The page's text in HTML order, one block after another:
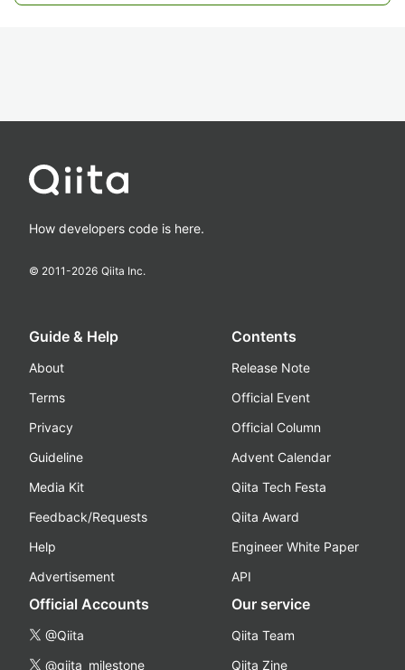
How developers code is here.
© 2011-2026 Qiita Inc.
Guide & Help
About
Terms
Privacy
Guideline
Media Kit
Feedback/Requests
Help
Advertisement
Contents
Release Note
Official Event
Official Column
Advent Calendar
Qiita Tech Festa
Qiita Award
Engineer White Paper
API
Official Accounts
@Qiita
@qiita_milestone
Our service
Qiita Team
Qiita Zine